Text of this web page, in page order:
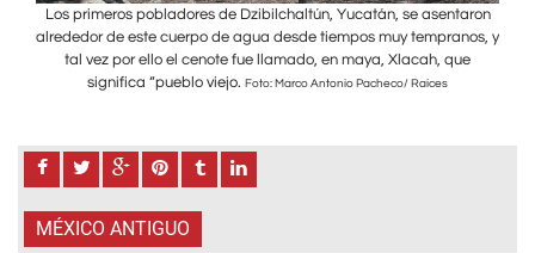
Los primeros pobladores de Dzibilchaltún, Yucatán, se asentaron
alrededor de este cuerpo de agua desde tiempos muy tempranos, y
tal vez por ello el cenote fue llamado, en maya, Xlacah, que
significa “pueblo viejo. Foto: Marco Antonio Pacheco/ Raíces
MÉXICO ANTIGUO